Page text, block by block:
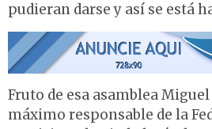
pudieran darse y así se está
Fruto de esa asamblea
máximo responsable de la